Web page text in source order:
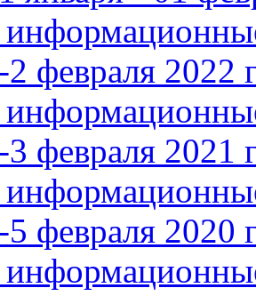
февраля 2022
февраля 2021
февраля 2020